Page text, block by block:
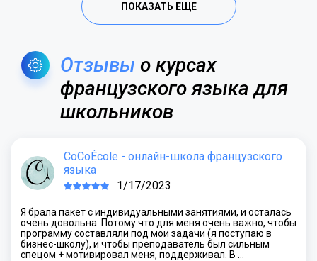
ПОКАЗАТЬ ЕЩЕ
Отзывы о курсах
французского языка для
школьников
CoCoÉcole - онлайн-школа французского
языка
1/17/2023
Я брала пакет с индивидуальными занятиями, и осталась
очень довольна. Потому что для меня очень важно, чтобы
программу составляли под мои задачи (я поступаю в
бизнес-школу), и чтобы преподаватель был сильным
спецом + мотивировал меня, поддерживал. В …